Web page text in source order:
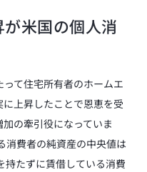
米国の個人消
て住宅所有者のホームエ
上昇したことで恩恵を受
の牽引役になっていま
消費者の純資産の中央値は
持たずに賃借している消費